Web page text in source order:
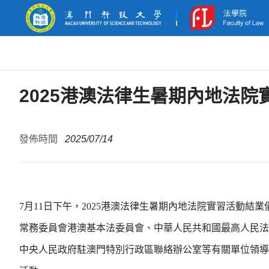
2025港澳法律生暑期內地法院
發佈時間 2025/07/14
7月11日下午，2025港澳法律生暑期內地法院實習活動結
常務委員會港澳基本法委員會、中華人民共和國最高人民
中央人民政府駐澳門特別行政區聯絡辦公室等有關單位領